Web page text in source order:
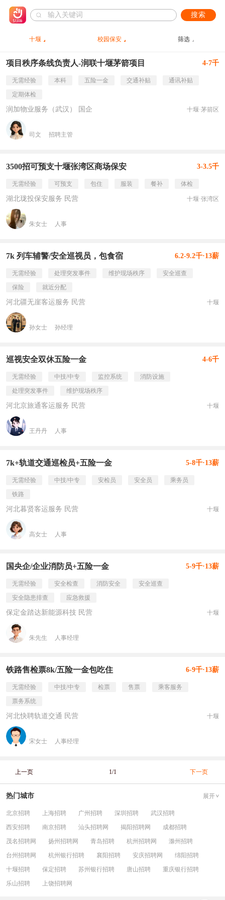
搜索
十堰 校园保安 筛选
项目秩序条线负责人-润联十堰茅箭项目 4-7千
无需经验 本科 五险一金 交通补贴
通讯补贴
定期体检
润加物业服务（武汉） 国企 十堰·茅箭区
司文 招聘主管
3500招可预支十堰张湾区商场保安 3-3.5千
无需经验 可预支 包住 服装 餐补 体检
湖北珑投保安服务 民营 十堰·张湾区
朱女士 人事
7k 列车辅警/安全巡视员，包食宿 6.2-9.2千·13薪
无需经验 处理突发事件 维护现场秩序
安全巡查
保险
就近分配
河北疆无崖客运服务 民营 十堰
孙女士 孙经理
巡视安全双休五险一金 4-6千
无需经验 中技/中专 监控系统
消防设施
处理突发事件
维护现场秩序
河北京旅通客运服务 民营 十堰
王丹丹 人事
7k+轨道交通巡检员+五险一金 5-8千·13薪
无需经验 中技/中专 安检员 安全员
乘务员
铁路
河北暮贤客运服务 民营 十堰
高女士 人事
国央企/企业消防员+五险一金 5-9千·13薪
无需经验 安全检查 消防安全
安全巡查
安全隐患排查
应急救援
保定金踏达新能源科技 民营 十堰
朱先生 人事经理
铁路售检票8k/五险一金包吃住 6-9千·13薪
无需经验 中技/中专 检票 售票
乘客服务
票务系统
河北快聘轨道交通 民营 十堰
宋女士 人事经理
上一页 1/1 下一页
热门城市 展开
北京招聘 上海招聘 广州招聘 深圳招聘
武汉招聘
西安招聘
南京招聘 汕头招聘网 揭阳招聘网
成都招聘
茂名招聘网
扬州招聘网 青岛招聘 杭州招聘网
滁州招聘
台州招聘网
杭州银行招聘 襄阳招聘 安庆招聘网
绵阳招聘
十堰招聘
保定招聘 苏州银行招聘 唐山招聘
重庆银行招聘
乐山招聘
上饶招聘网